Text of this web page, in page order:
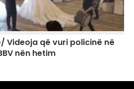
Videoja që vuri policinë në
nën hetim